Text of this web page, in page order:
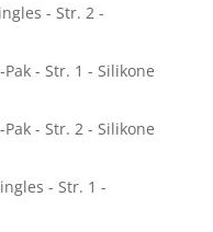
- Str. 2 -
- Str. 1 - Silikone
- Str. 2 - Silikone
- Str. 1 -